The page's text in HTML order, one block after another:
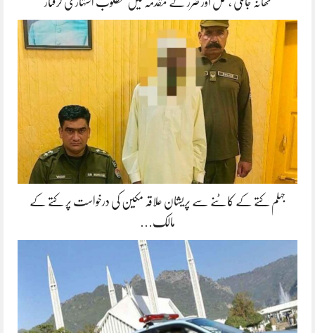
تھانہ جاتلی ،قتل اور ضرر کے مقدمہ میں مطلوب اشتہاری گرفتار
جہلم کتے کے کاٹنے سے پریشان علاقہ مکین کی درخواست پر کتے کے
مالک…